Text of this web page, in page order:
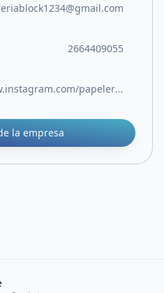
2664409055
https://www.instagram.com/papeleriablock.sl?igsh=MW05Z3RocjUwOTlvOA%3D%3D
la empresa